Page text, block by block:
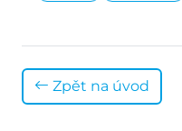
Zpět na úvod